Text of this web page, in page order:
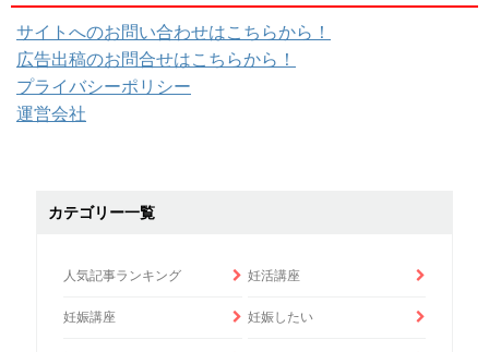
サイトへのお問い合わせはこちらから！
広告出稿のお問合せはこちらから！
プライバシーポリシー
運営会社
カテゴリー一覧
人気記事ランキング 妊活講座
妊娠講座 妊娠したい